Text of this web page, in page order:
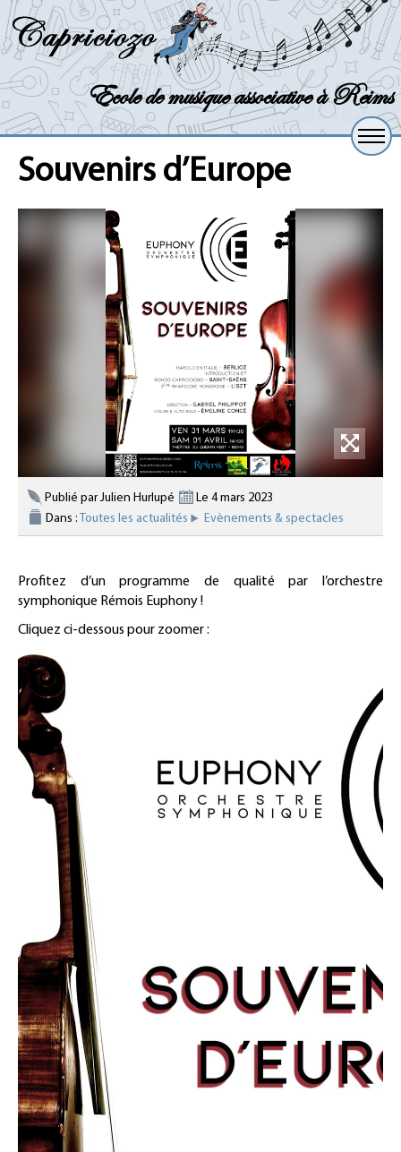
Ecole de musique associative à Reims
Souvenirs d’Europe
Publié par Julien Hurlupé
Le 4 mars 2023
Dans : Toutes les actualités Evènements & spectacles
Profitez d’un programme de qualité par l’orchestre
symphonique Rémois Euphony !
Cliquez ci-dessous pour zoomer :